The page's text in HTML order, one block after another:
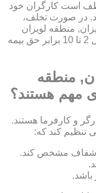
موظف است کارگران خود
در صورت تخلف،
منطقه لویزان
،اقدام به شکایت کند و حتی جریمه ای معادل 2 تا 10 برابر حق بیمه
منطقه
مهم هستند؟
و کارفرما هستند.
تنظیم کند که:
شفاف مشخص کند.
باشد.